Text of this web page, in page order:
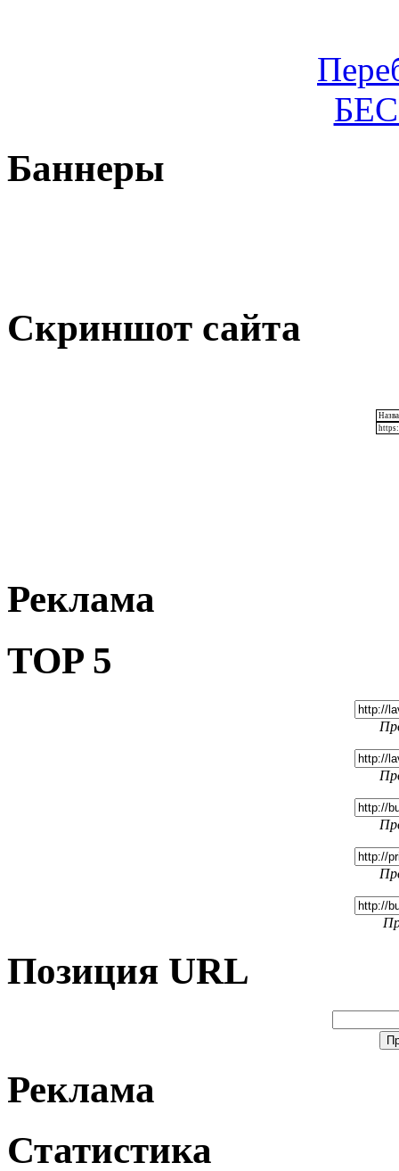
Баннеры
Скриншот сайта
Реклама
TOP 5
Позиция URL
Реклама
Статистика